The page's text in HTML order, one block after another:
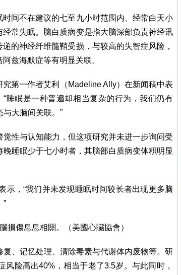
时间不在建议的七至九小时范围内、经常白天小
经常失眠。脑白质病变是指大脑深部负责神经讯
递的神经纤维髓鞘受损，与较高的失智症风险，
阿兹海默症等有明显关联。
究第一作者艾利（Madeline Ally）在新闻稿中表
“睡眠是一种普遍却相当复杂的行为，我们仍有
大脑间关联。”
性与认知能力，但这项研究并未进一步询问受
睡眠少于七小时者，其脑部白质病变体积明显
示，“我们并未发现睡眠时间较长者出现更多脑
”
、记忆处理、清除毒素与代谢体内废物等。研
险高出40%，相当于老了3.5岁。与此同时，